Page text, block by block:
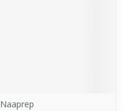
Naaprep